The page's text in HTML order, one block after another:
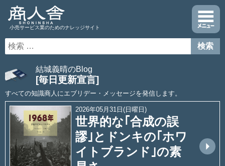
小売サービス業のためのナレッジサイト
結城義晴のBlog
[毎日更新宣言]
すべての知識商人にエブリデー・メッセージを発信します。
2026年05月31日(日曜日)
世界的な｢合成の誤
謬｣とドンキの｢ホワ
イトブランド｣の素
arrow_drop_up